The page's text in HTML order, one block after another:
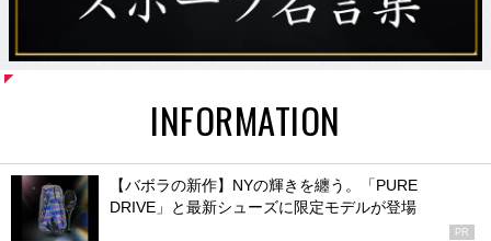
INFORMATION
【バボラの新作】NYの輝きを纏う。「PURE
DRIVE」と最新シューズに限定モデルが登場
PR